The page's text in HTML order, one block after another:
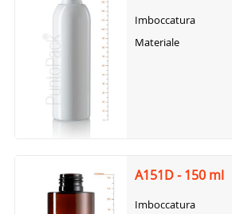
Imboccatura
Materiale
A151D - 150 ml
Imboccatura